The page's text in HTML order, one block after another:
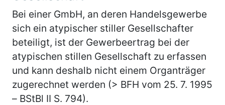
Bei einer GmbH, an deren Handelsgewerbe
sich ein atypischer stiller Gesellschafter
beteiligt, ist der Gewerbeertrag bei der
atypischen stillen Gesellschaft zu erfassen
und kann deshalb nicht einem Organträger
zugerechnet werden (> BFH vom 25. 7. 1995
– BStBl II S. 794).